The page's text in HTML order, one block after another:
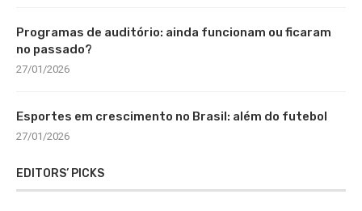
Programas de auditório: ainda funcionam ou ficaram
no passado?
27/01/2026
Esportes em crescimento no Brasil: além do futebol
27/01/2026
EDITORS’ PICKS